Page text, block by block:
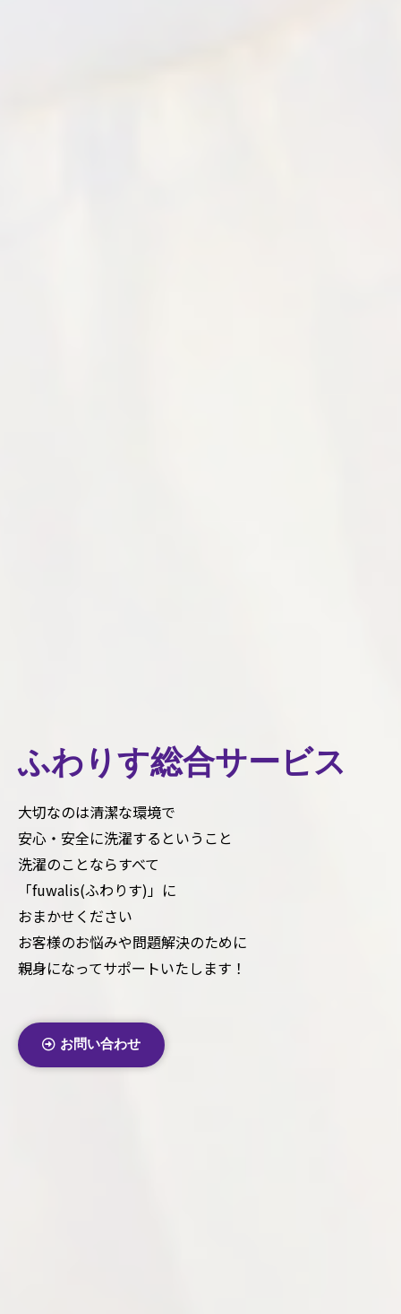
ふわりす総合サービス
大切なのは清潔な環境で
安心・安全に洗濯するということ
洗濯のことならすべて
「fuwalis(ふわりす)」に
おまかせください
お客様のお悩みや問題解決のために
親身になってサポートいたします！
お問い合わせ